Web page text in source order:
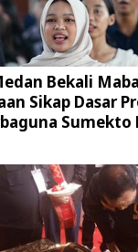
Bekali
Sikap Dasar
Sumekto